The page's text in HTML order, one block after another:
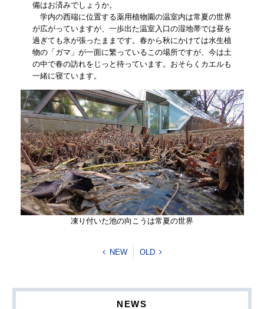
備はお済みでしょうか。
学内の西端に位置する薬用植物園の温室内は常夏の世界
が広がっていますが、一歩出た温室入口の湿地帯では昼を
過ぎても氷が張ったままです。春から秋にかけては水生植
物の「ガマ」が一面に繁っているこの場所ですが、今は土
の中で春の訪れをじっと待っています。おそらくカエルも
一緒に寝ています。
凍り付いた池の向こうは常夏の世界
NEW OLD
NEWS